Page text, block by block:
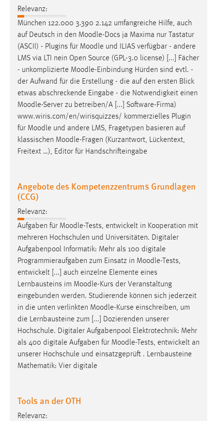
Relevanz:
München 122.000 3.390 2.142 umfangreiche Hilfe, auch
auf Deutsch in den Moodle-Docs ja Maxima nur Tastatur
(ASCII) - Plugins für Moodle und ILIAS verfügbar - andere
LMS via LTI nein Open Source (GPL-3.0 license) [...] Fächer
- unkomplizierte Moodle-Einbindung Hürden sind evtl. -
der Aufwand für die Erstellung - die auf den ersten Blick
etwas abschreckende Eingabe - die Notwendigkeit einen
Moodle-Server zu betreiben/A [...] Software-Firma)
www.wiris.com/en/wirisquizzes/ kommerzielles Plugin
für Moodle und andere LMS, Fragetypen basieren auf
klassischen Moodle-Fragen (Kurzantwort, Lückentext,
Freitext …), Editor für Handschrifteingabe
Angebote des Kompetenzzentrums Grundlagen
(CCG)
Relevanz:
Aufgaben für Moodle-Tests, entwickelt in Kooperation mit
mehreren Hochschulen und Universitäten. Digitaler
Aufgabenpool Informatik: Mehr als 100 digitale
Programmieraufgaben zum Einsatz in Moodle-Tests,
entwickelt [...] auch einzelne Elemente eines
Lernbausteins im Moodle-Kurs der Veranstaltung
eingebunden werden. Studierende können sich jederzeit
in die unten verlinkten Moodle-Kurse einschreiben, um
die Lernbausteine zum [...] Dozierenden unserer
Hochschule. Digitaler Aufgabenpool Elektrotechnik: Mehr
als 400 digitale Aufgaben für Moodle-Tests, entwickelt an
unserer Hochschule und einsatzgeprüft . Lernbausteine
Mathematik: Vier digitale
Tools an der OTH
Relevanz: